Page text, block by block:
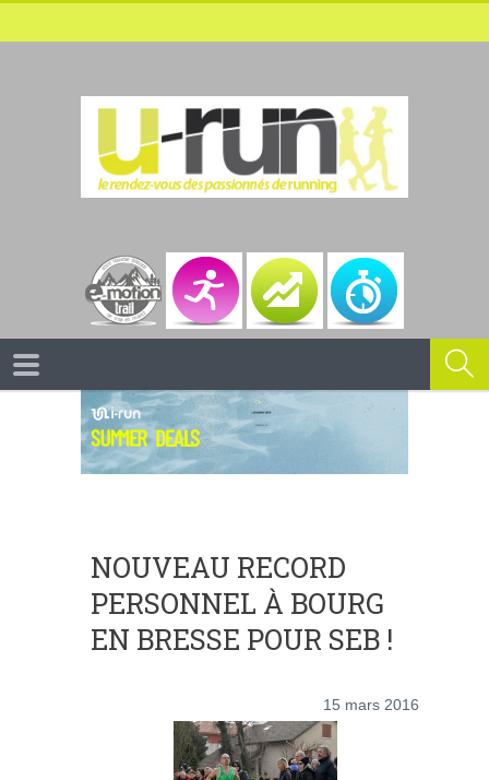
NOUVEAU RECORD
PERSONNEL À BOURG
EN BRESSE POUR SEB !
15 mars 2016